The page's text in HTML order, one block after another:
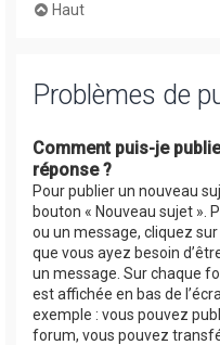
Haut
Problèmes de
Comment puis-je
réponse ?
Pour publier un nouveau
bouton « Nouveau sujet ».
ou un message, cliquez
que vous ayez besoin
un message. Sur chaque
est affichée en bas de
exemple : vous pouvez
forum, vous pouvez